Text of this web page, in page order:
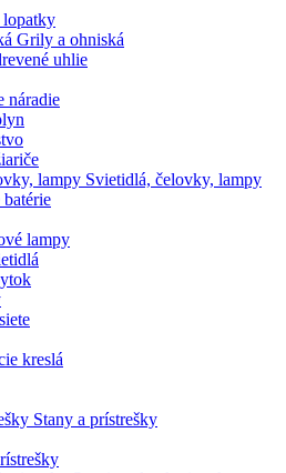
lopatky
Grily a ohniská
uhlie
náradie
Svietidlá, čelovky, lampy
lampy
kreslá
Stany a prístrešky